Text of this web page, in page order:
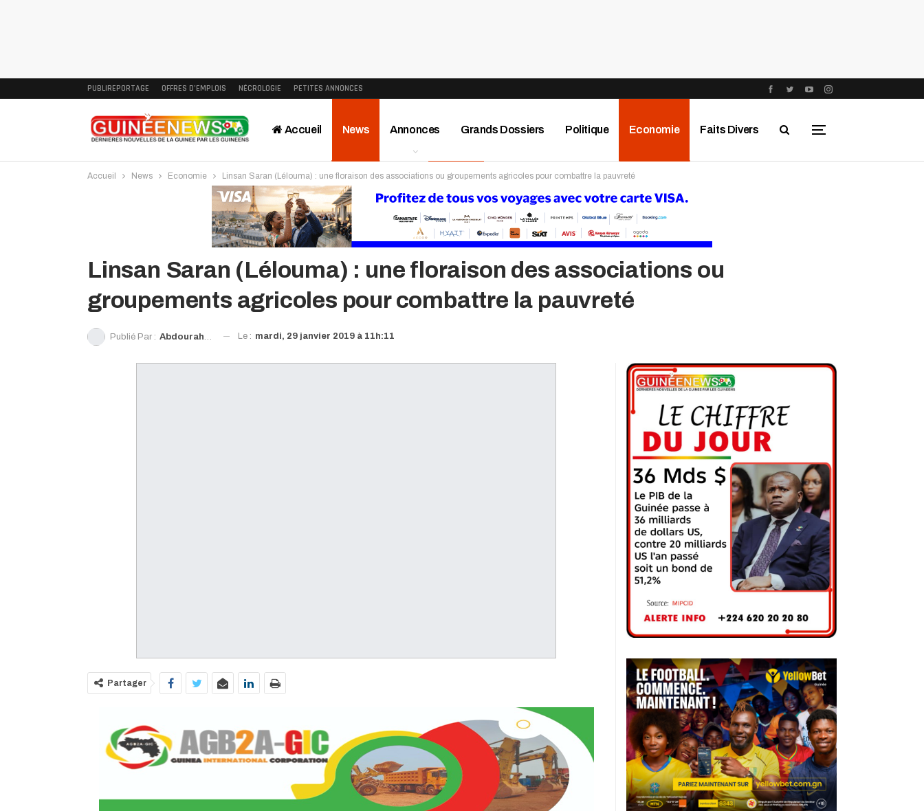
PUBLIREPORTAGE OFFRES D’EMPLOIS NÉCROLOGIE PETITES ANNONCES
Accueil News Annonces Grands Dossiers Politique Economie Faits Divers
Interviews Publireportage Région
Accueil News Economie Linsan Saran (Lélouma) : une floraison des associations ou groupements agricoles pour combattre la pauvreté
Linsan Saran (Lélouma) : une floraison des associations ou
groupements agricoles pour combattre la pauvreté
Publié Par : Abdourahmane Barry Le : mardi, 29 janvier 2019 à 11h:11
Partager